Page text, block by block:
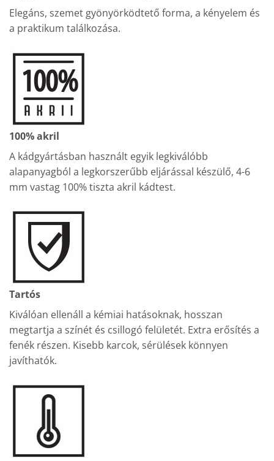
Elegáns, szemet gyönyörködtető forma, a kényelem és
a praktikum találkozása.
100% akril
A kádgyártásban használt egyik legkiválóbb
alapanyagból a legkorszerűbb eljárással készülő, 4-6
mm vastag 100% tiszta akril kádtest.
Tartós
Kiválóan ellenáll a kémiai hatásoknak, hosszan
megtartja a színét és csillogó felületét. Extra erősítés a
fenék részen. Kisebb karcok, sérülések könnyen
javíthatók.